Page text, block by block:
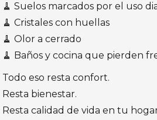
🧹 Suelos marcados por el uso
🧹 Cristales con huellas
🧹 Olor a cerrado
🧹 Baños y cocina que pierden
Todo eso resta confort.
Resta bienestar.
Resta calidad de vida en tu